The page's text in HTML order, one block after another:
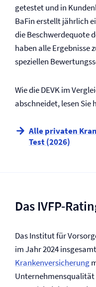
getestet und in
BaFin erstellt jährlich
die Beschwerdequote
haben alle Ergebnisse
speziellen
Wie die DEVK im
abschneidet, lesen Sie
Alle privaten
Test (2026)
Das IVFP-
Das Institut für
im Jahr 2024
Kranken­versicherung
Unternehmensqualität